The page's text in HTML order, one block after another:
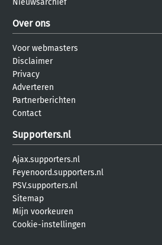
Nieuwsarchief
Over ons
Voor webmasters
Disclaimer
Privacy
Adverteren
Partnerberichten
Contact
Supporters.nl
Ajax.supporters.nl
Feyenoord.supporters.nl
PSV.supporters.nl
Sitemap
Mijn voorkeuren
Cookie-instellingen